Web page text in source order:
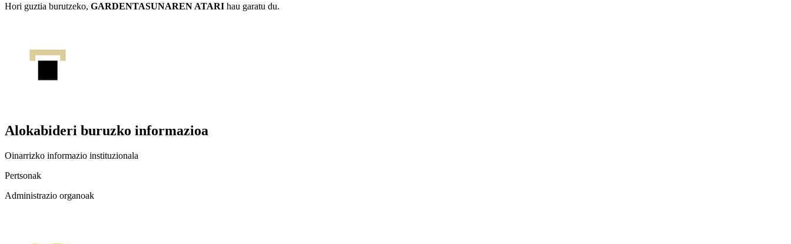
Hori guztia burutzeko, GARDENTASUNAREN ATARI hau garatu du.
Alokabideri buruzko informazioa
Oinarrizko informazio instituzionala
Pertsonak
Administrazio organoak